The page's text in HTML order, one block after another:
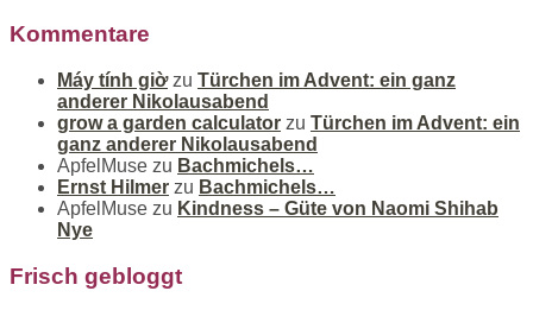
Kommentare
Máy tính giờzu Türchen im Advent: ein ganz
anderer Nikolausabend
grow a garden calculator zu Türchen im Advent: ein
ganz anderer Nikolausabend
ApfelMuse zu Bachmichels…
Ernst Hilmer zu Bachmichels…
ApfelMuse zu Kindness – Güte von Naomi Shihab
Nye
Frisch gebloggt